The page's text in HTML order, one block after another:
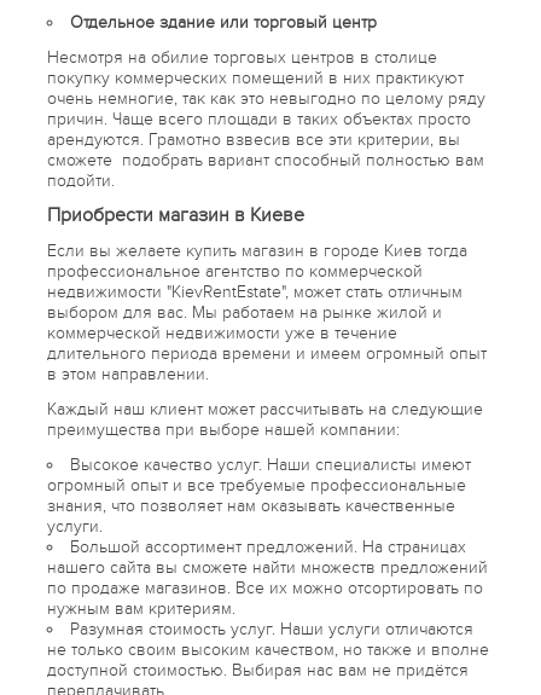
Отдельное здание или торговый центр
Несмотря на обилие торговых центров в столице
покупку коммерческих помещений в них практикуют
очень немногие, так как это невыгодно по целому ряду
причин. Чаще всего площади в таких объектах просто
арендуются. Грамотно взвесив все эти критерии, вы
сможете подобрать вариант способный полностью вам
подойти.
Приобрести магазин в Киеве
Если вы желаете купить магазин в городе Киев тогда
профессиональное агентство по коммерческой
недвижимости "KievRentEstate", может стать отличным
выбором для вас. Мы работаем на рынке жилой и
коммерческой недвижимости уже в течение
длительного периода времени и имеем огромный опыт
в этом направлении.
Каждый наш клиент может рассчитывать на следующие
преимущества при выборе нашей компании:
Высокое качество услуг. Наши специалисты имеют
огромный опыт и все требуемые профессиональные
знания, что позволяет нам оказывать качественные
услуги.
Большой ассортимент предложений. На страницах
нашего сайта вы сможете найти множеств предложений
по продаже магазинов. Все их можно отсортировать по
нужным вам критериям.
Разумная стоимость услуг. Наши услуги отличаются
не только своим высоким качеством, но также и вполне
доступной стоимостью. Выбирая нас вам не придётся
переплачивать.